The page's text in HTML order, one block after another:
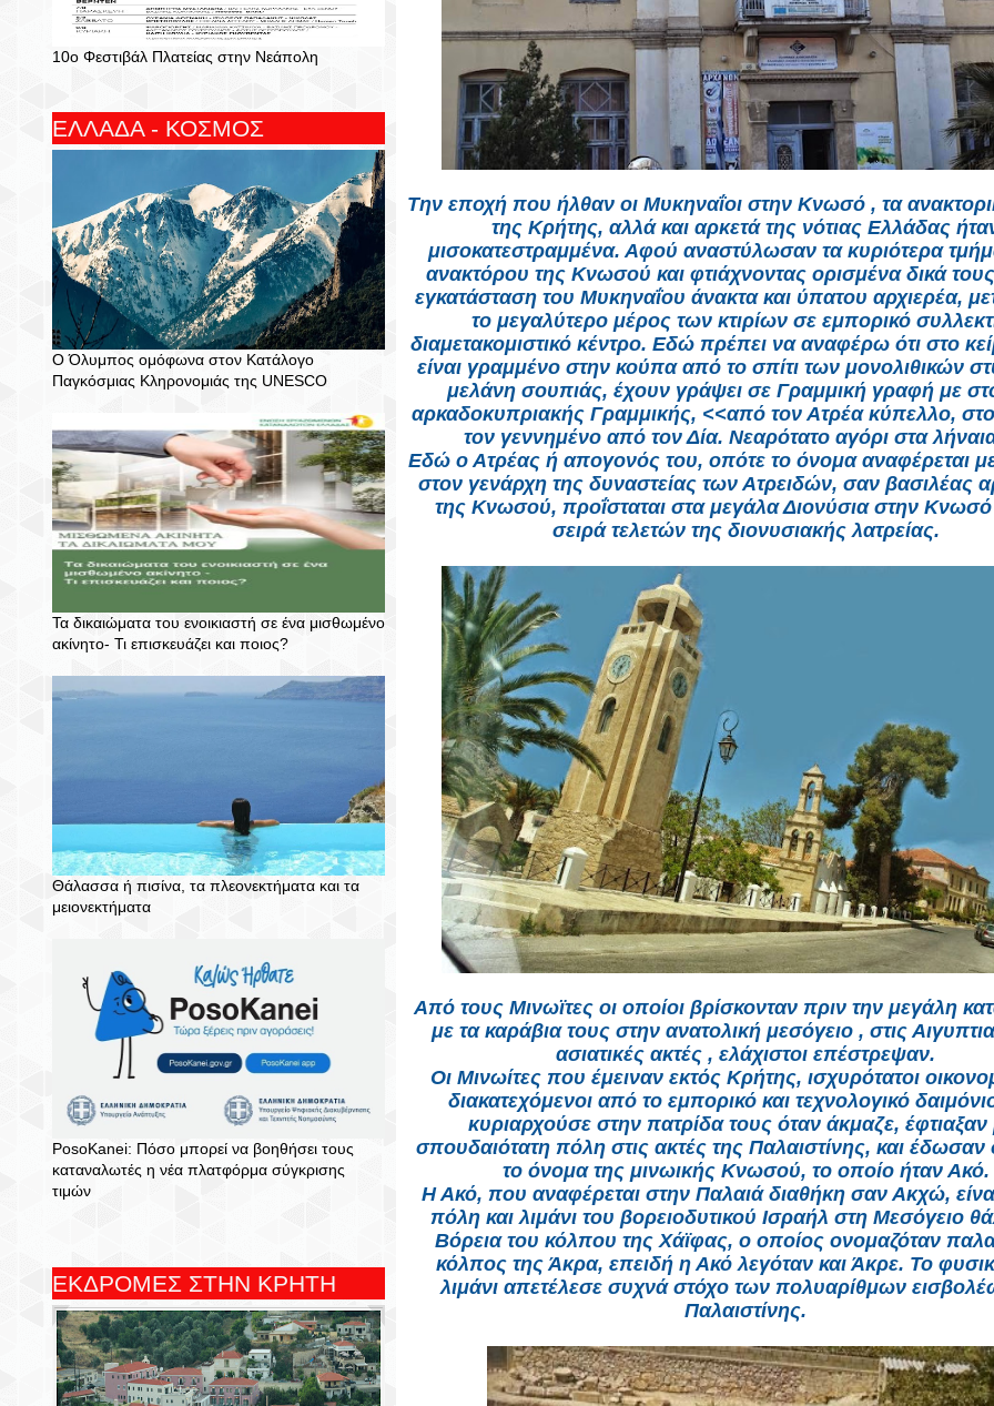
10ο Φεστιβάλ Πλατείας στην Νεάπολη
ΕΛΛΑΔΑ - ΚΟΣΜΟΣ
Ο Όλυμπος ομόφωνα στον Κατάλογο
Παγκόσμιας Κληρονομιάς της UNESCO
Τα δικαιώματα του ενοικιαστή σε ένα μισθωμένο
ακίνητο- Τι επισκευάζει και ποιος?
Θάλασσα ή πισίνα, τα πλεονεκτήματα και τα
μειονεκτήματα
PosoKanei: Πόσο μπορεί να βοηθήσει τους
καταναλωτές η νέα πλατφόρμα σύγκρισης
τιμών
ΕΚΔΡΟΜΕΣ ΣΤΗΝ ΚΡΗΤΗ
Την εποχή που ήλθαν οι Μυκηναΐοι στην Κνωσό , τα
της Κρήτης, αλλά και αρκετά της νότιας Ελλάδας
μισοκατεστραμμένα. Αφού αναστύλωσαν τα κυριότερα
ανακτόρου της Κνωσού και φτιάχνοντας ορισμένα δικά
εγκατάσταση του Μυκηναΐου άνακτα και ύπατου αρχιερέα,
το μεγαλύτερο μέρος των κτιρίων σε εμπορικό
διαμετακομιστικό κέντρο. Εδώ πρέπει να αναφέρω ότι στο
είναι γραμμένο στην κούπα από το σπίτι των μονολιθικών
μελάνη σουπιάς, έχουν γράψει σε Γραμμική γραφή με
αρκαδοκυπριακής Γραμμικής, <<από τον Ατρέα κύπελλο,
τον γεννημένο από τον Δία. Νεαρότατο αγόρι στα
Εδώ ο Ατρέας ή απογονός του, οπότε το όνομα αναφέρεται
στον γενάρχη της δυναστείας των Ατρειδών, σαν βασιλέας
της Κνωσού, προΐσταται στα μεγάλα Διονύσια στην Κνωσό
σειρά τελετών της διονυσιακής λατρείας.
Από τους Μινωϊτες οι οποίοι βρίσκονταν πριν την μεγάλη
με τα καράβια τους στην ανατολική μεσόγειο , στις
ασιατικές ακτές , ελάχιστοι επέστρεψαν.
Οι Μινωίτες που έμειναν εκτός Κρήτης, ισχυρότατοι
διακατεχόμενοι από το εμπορικό και τεχνολογικό
κυριαρχούσε στην πατρίδα τους όταν άκμαζε, έφτιαξαν
σπουδαιότατη πόλη στις ακτές της Παλαιστίνης, και έδωσαν
το όνομα της μινωικής Κνωσού, το οποίο ήταν Ακό.
Η Ακό, που αναφέρεται στην Παλαιά διαθήκη σαν Ακχώ,
πόλη και λιμάνι του βορειοδυτικού Ισραήλ στη Μεσόγειο
Βόρεια του κόλπου της Χάϊφας, ο οποίος ονομαζόταν
κόλπος της Άκρα, επειδή η Ακό λεγόταν και Άκρε. Το
λιμάνι απετέλεσε συχνά στόχο των πολυαρίθμων
Παλαιστίνης.